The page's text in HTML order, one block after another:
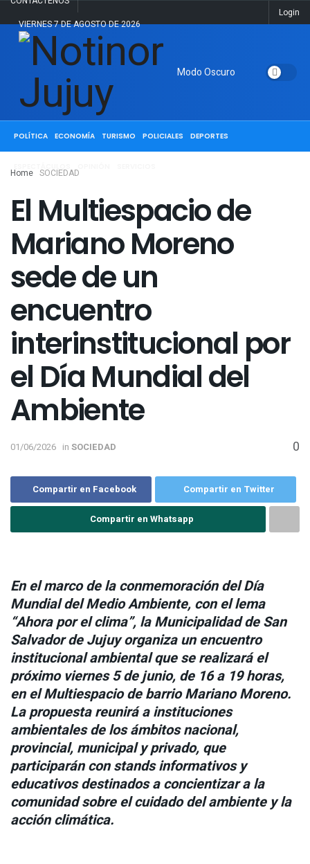
VIERNES 7 DE AGOSTO DE 2026
Login
Modo Oscuro
ACTUALIDAD JUJUY SALTA
POLÍTICA ECONOMÍA TURISMO POLICIALES DEPORTES
Home SOCIEDAD
El Multiespacio de
Mariano Moreno
sede de un
encuentro
interinstitucional por
el Día Mundial del
Ambiente
01/06/2026 in SOCIEDAD 0
Compartir en Facebook Compartir en Twitter
Compartir en Whatsapp
En el marco de la conmemoración del Día
Mundial del Medio Ambiente, con el lema
“Ahora por el clima”, la Municipalidad de San
Salvador de Jujuy organiza un encuentro
institucional ambiental que se realizará el
próximo viernes 5 de junio, de 16 a 19 horas,
en el Multiespacio de barrio Mariano Moreno.
La propuesta reunirá a instituciones
ambientales de los ámbitos nacional,
provincial, municipal y privado, que
participarán con stands informativos y
educativos destinados a concientizar a la
comunidad sobre el cuidado del ambiente y la
acción climática.